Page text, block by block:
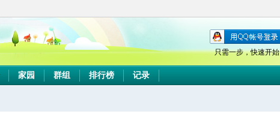
只需一步，快速开始
家园 群组 排行榜 记录